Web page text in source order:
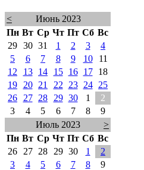
<
Июнь 2023
Пн Вт Ср Чт Пт Сб Вс
29 30 31 1 2 3
4
5
6 7 8 9 10
11
12
13 14 15 16 17
18
19
20 21 22 23 24
25
26
27 28 29 30 1
2
3
4 5 6 7 8
9
Июль 2023
>
Пн Вт Ср Чт Пт Сб Вс
26
27 28 29 30 1
2
3
4 5 6 7 8
9